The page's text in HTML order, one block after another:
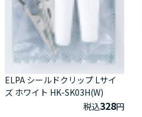
ELPA シールドクリップ Lサイ
ズ ホワイト HK-SK03H(W)
税込328円